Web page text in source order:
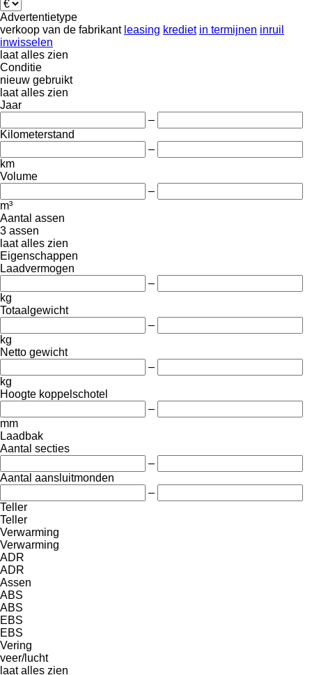
Advertentietype
verkoop van de fabrikant leasing krediet in termijnen inruil
inwisselen
laat alles zien
Conditie
nieuw gebruikt
laat alles zien
Jaar
–
Kilometerstand
–
km
Volume
–
m³
Aantal assen
3 assen
laat alles zien
Eigenschappen
Laadvermogen
–
kg
Totaalgewicht
–
kg
Netto gewicht
–
kg
Hoogte koppelschotel
–
mm
Laadbak
Aantal secties
–
Aantal aansluitmonden
–
Teller
Teller
Verwarming
Verwarming
ADR
ADR
Assen
ABS
ABS
EBS
EBS
Vering
veer/lucht
laat alles zien